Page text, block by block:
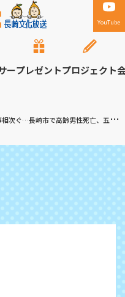
YouTube
ープレゼントプロジェクト
崎市で高齢男性死亡、五島市で焼け跡から身元不明の１遺体